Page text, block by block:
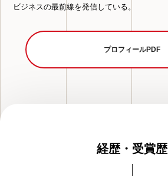
ビジネスの最前線を発信している。
プロフィールPDF
経歴・受賞歴